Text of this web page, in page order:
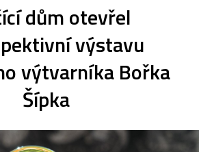
dům otevřel
výstavu
výtvarníka Bořka
Šípka